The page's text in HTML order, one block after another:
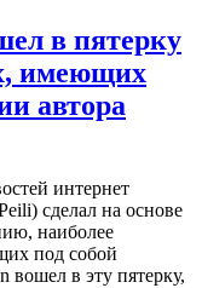
в пятерку
имеющих
автора
интернет
сделал на основе
наиболее
под собой
вошел в эту пятерку,